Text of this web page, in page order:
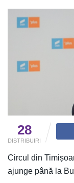
28
DISTRIBUIRI
Circul din
ajunge până la